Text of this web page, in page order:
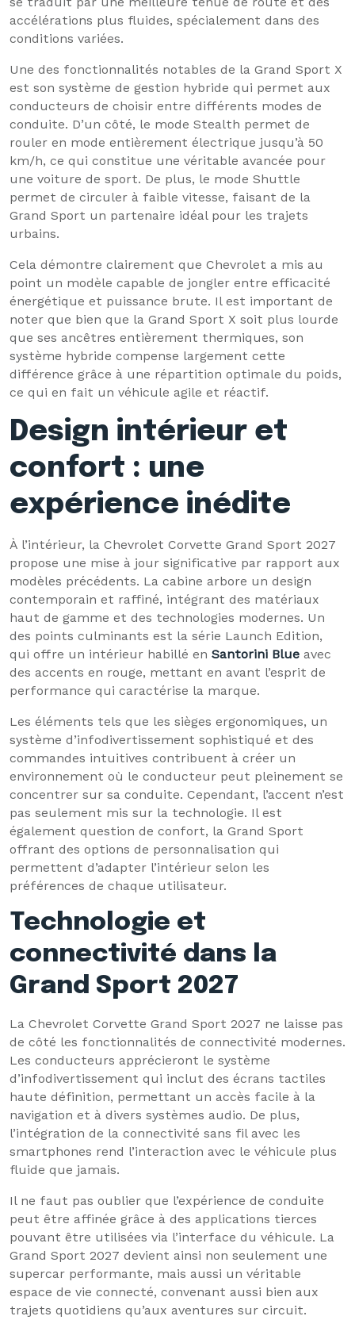
accélérations plus fluides, spécialement dans des
conditions variées.
Une des fonctionnalités notables de la Grand Sport X
est son système de gestion hybride qui permet aux
conducteurs de choisir entre différents modes de
conduite. D’un côté, le mode Stealth permet de
rouler en mode entièrement électrique jusqu’à 50
km/h, ce qui constitue une véritable avancée pour
une voiture de sport. De plus, le mode Shuttle
permet de circuler à faible vitesse, faisant de la
Grand Sport un partenaire idéal pour les trajets
urbains.
Cela démontre clairement que Chevrolet a mis au
point un modèle capable de jongler entre efficacité
énergétique et puissance brute. Il est important de
noter que bien que la Grand Sport X soit plus lourde
que ses ancêtres entièrement thermiques, son
système hybride compense largement cette
différence grâce à une répartition optimale du poids,
ce qui en fait un véhicule agile et réactif.
Design intérieur et
confort : une
expérience inédite
À l’intérieur, la Chevrolet Corvette Grand Sport 2027
propose une mise à jour significative par rapport aux
modèles précédents. La cabine arbore un design
contemporain et raffiné, intégrant des matériaux
haut de gamme et des technologies modernes. Un
des points culminants est la série Launch Edition,
qui offre un intérieur habillé en Santorini Blue avec
des accents en rouge, mettant en avant l’esprit de
performance qui caractérise la marque.
Les éléments tels que les sièges ergonomiques, un
système d’infodivertissement sophistiqué et des
commandes intuitives contribuent à créer un
environnement où le conducteur peut pleinement se
concentrer sur sa conduite. Cependant, l’accent n’est
pas seulement mis sur la technologie. Il est
également question de confort, la Grand Sport
offrant des options de personnalisation qui
permettent d’adapter l’intérieur selon les
préférences de chaque utilisateur.
Technologie et
connectivité dans la
Grand Sport 2027
La Chevrolet Corvette Grand Sport 2027 ne laisse pas
de côté les fonctionnalités de connectivité modernes.
Les conducteurs apprécieront le système
d’infodivertissement qui inclut des écrans tactiles
haute définition, permettant un accès facile à la
navigation et à divers systèmes audio. De plus,
l’intégration de la connectivité sans fil avec les
smartphones rend l’interaction avec le véhicule plus
fluide que jamais.
Il ne faut pas oublier que l’expérience de conduite
peut être affinée grâce à des applications tierces
pouvant être utilisées via l’interface du véhicule. La
Grand Sport 2027 devient ainsi non seulement une
supercar performante, mais aussi un véritable
espace de vie connecté, convenant aussi bien aux
trajets quotidiens qu’aux aventures sur circuit.